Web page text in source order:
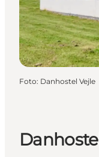
Foto: Danhostel Vejle